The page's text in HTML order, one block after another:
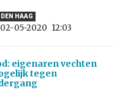
HAAG
02-05-2020 12:03
eigenaren vechten
tegen